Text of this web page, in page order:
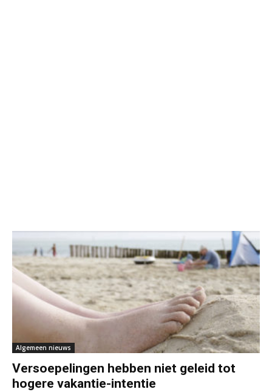
Algemeen nieuws
Versoepelingen hebben niet geleid tot
hogere vakantie-intentie